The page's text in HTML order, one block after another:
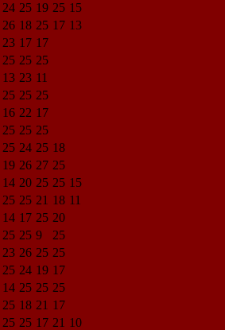
24 25 19 25 15
26 18 25 17 13
23 17 17
25 25 25
13 23 11
25 25 25
16 22 17
25 25 25
25 24 25 18
19 26 27 25
14 20 25 25 15
25 25 21 18 11
14 17 25 20
25 25 9
25
23 26 25 25
25 24 19 17
14 25 25 25
25 18 21 17
25 25 17 21 10